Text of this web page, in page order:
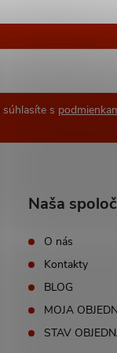
s
Naša
O nás
Kontakty
BLOG
MOJA
STAV